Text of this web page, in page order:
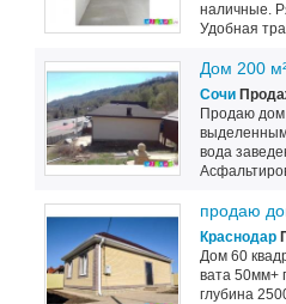
наличные.
Удобная
Дом 200
Сочи
Продаю дом
вода
продаю
Краснодар
Дом 60
вата 50мм+
глубина